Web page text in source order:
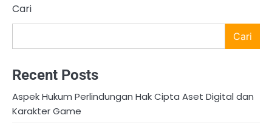
Cari
Cari
Recent Posts
Aspek Hukum Perlindungan Hak Cipta Aset Digital dan
Karakter Game